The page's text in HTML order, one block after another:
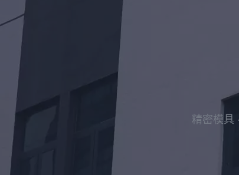
精密模具